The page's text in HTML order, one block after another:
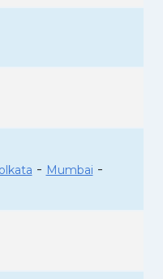
- Mumbai -